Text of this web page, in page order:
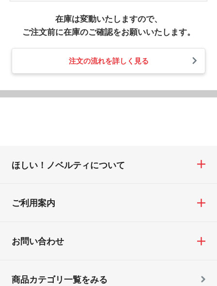
在庫は変動いたしますので、
ご注文前に在庫のご確認をお願いいたします。
注文の流れを詳しく見る
ほしい！ノベルティについて
ご利用案内
お問い合わせ
商品カテゴリ一覧をみる